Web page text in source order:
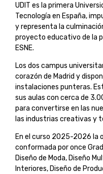
UDIT es la primera
Tecnología en España,
y representa la
proyecto educativo de la
ESNE.
Los dos campus
corazón de Madrid y
instalaciones punteras.
sus aulas con cerca de
para convertirse en las
las industrias creativas y
En el curso 2025-2026 la
conformada por once
Diseño de Moda, Diseño
Interiores, Diseño de